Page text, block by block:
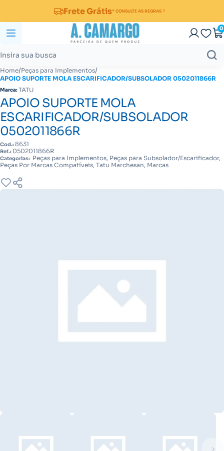
Frete Grátis* CONSULTE AS REGRAS
0
Home/Peças para Implementos/
APOIO SUPORTE MOLA ESCARIFICADOR/SUBSOLADOR 0502011866R
Marca:TATU
APOIO SUPORTE MOLA
ESCARIFICADOR/SUBSOLADOR
0502011866R
Cod.:8631
Ref.: 0502011866R
Categorias: Peças para Implementos, Peças para Subsolador/Escarificador,
Peças Por Marcas Compatíveis, Tatu Marchesan, Marcas